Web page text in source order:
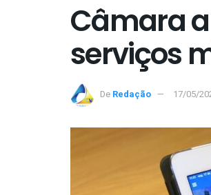
Câmara
serviços
De Redação 17/05/